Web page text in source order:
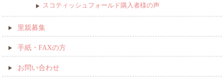
スコティッシュフォールド購入者様の声
里親募集
手紙・FAXの方
お問い合わせ